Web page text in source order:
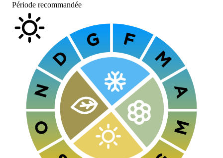
Période recommandée